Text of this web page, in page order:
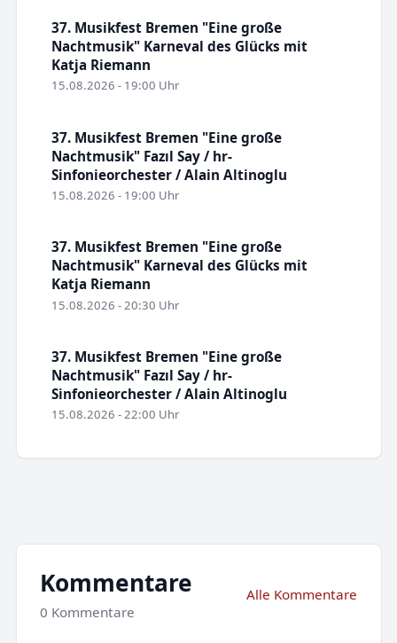
37. Musikfest Bremen "Eine große
Nachtmusik" Karneval des Glücks mit
Katja Riemann
15.08.2026 - 19:00 Uhr
37. Musikfest Bremen "Eine große
Nachtmusik" Fazıl Say / hr-
Sinfonieorchester / Alain Altinoglu
15.08.2026 - 19:00 Uhr
37. Musikfest Bremen "Eine große
Nachtmusik" Karneval des Glücks mit
Katja Riemann
15.08.2026 - 20:30 Uhr
37. Musikfest Bremen "Eine große
Nachtmusik" Fazıl Say / hr-
Sinfonieorchester / Alain Altinoglu
15.08.2026 - 22:00 Uhr
Kommentare
0 Kommentare
Alle Kommentare